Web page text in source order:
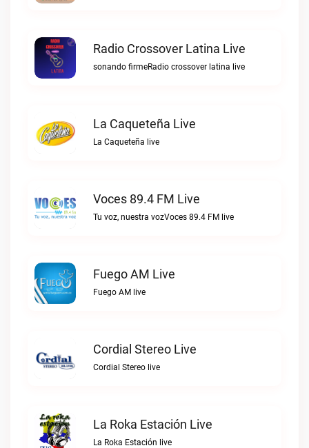
Radio Crossover Latina Live
sonando firmeRadio crossover latina live
La Caqueteña Live
La Caqueteña live
Voces 89.4 FM Live
Tu voz, nuestra vozVoces 89.4 FM live
Fuego AM Live
Fuego AM live
Cordial Stereo Live
Cordial Stereo live
La Roka Estación Live
La Roka Estación live